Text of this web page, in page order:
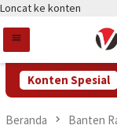
Loncat ke konten
Konten Spesial
Pemkot
Beranda Banten